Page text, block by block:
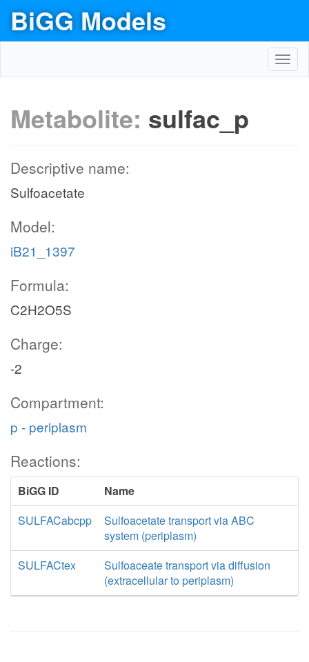
BiGG Models
Metabolite: sulfac_p
Descriptive name:
Sulfoacetate
Model:
iB21_1397
Formula:
C2H2O5S
Charge:
-2
Compartment:
p - periplasm
Reactions:
BiGG ID
Name
SULFACabcpp
Sulfoacetate transport via ABC
system (periplasm)
SULFACtex
Sulfoaceate transport via diffusion
(extracellular to periplasm)